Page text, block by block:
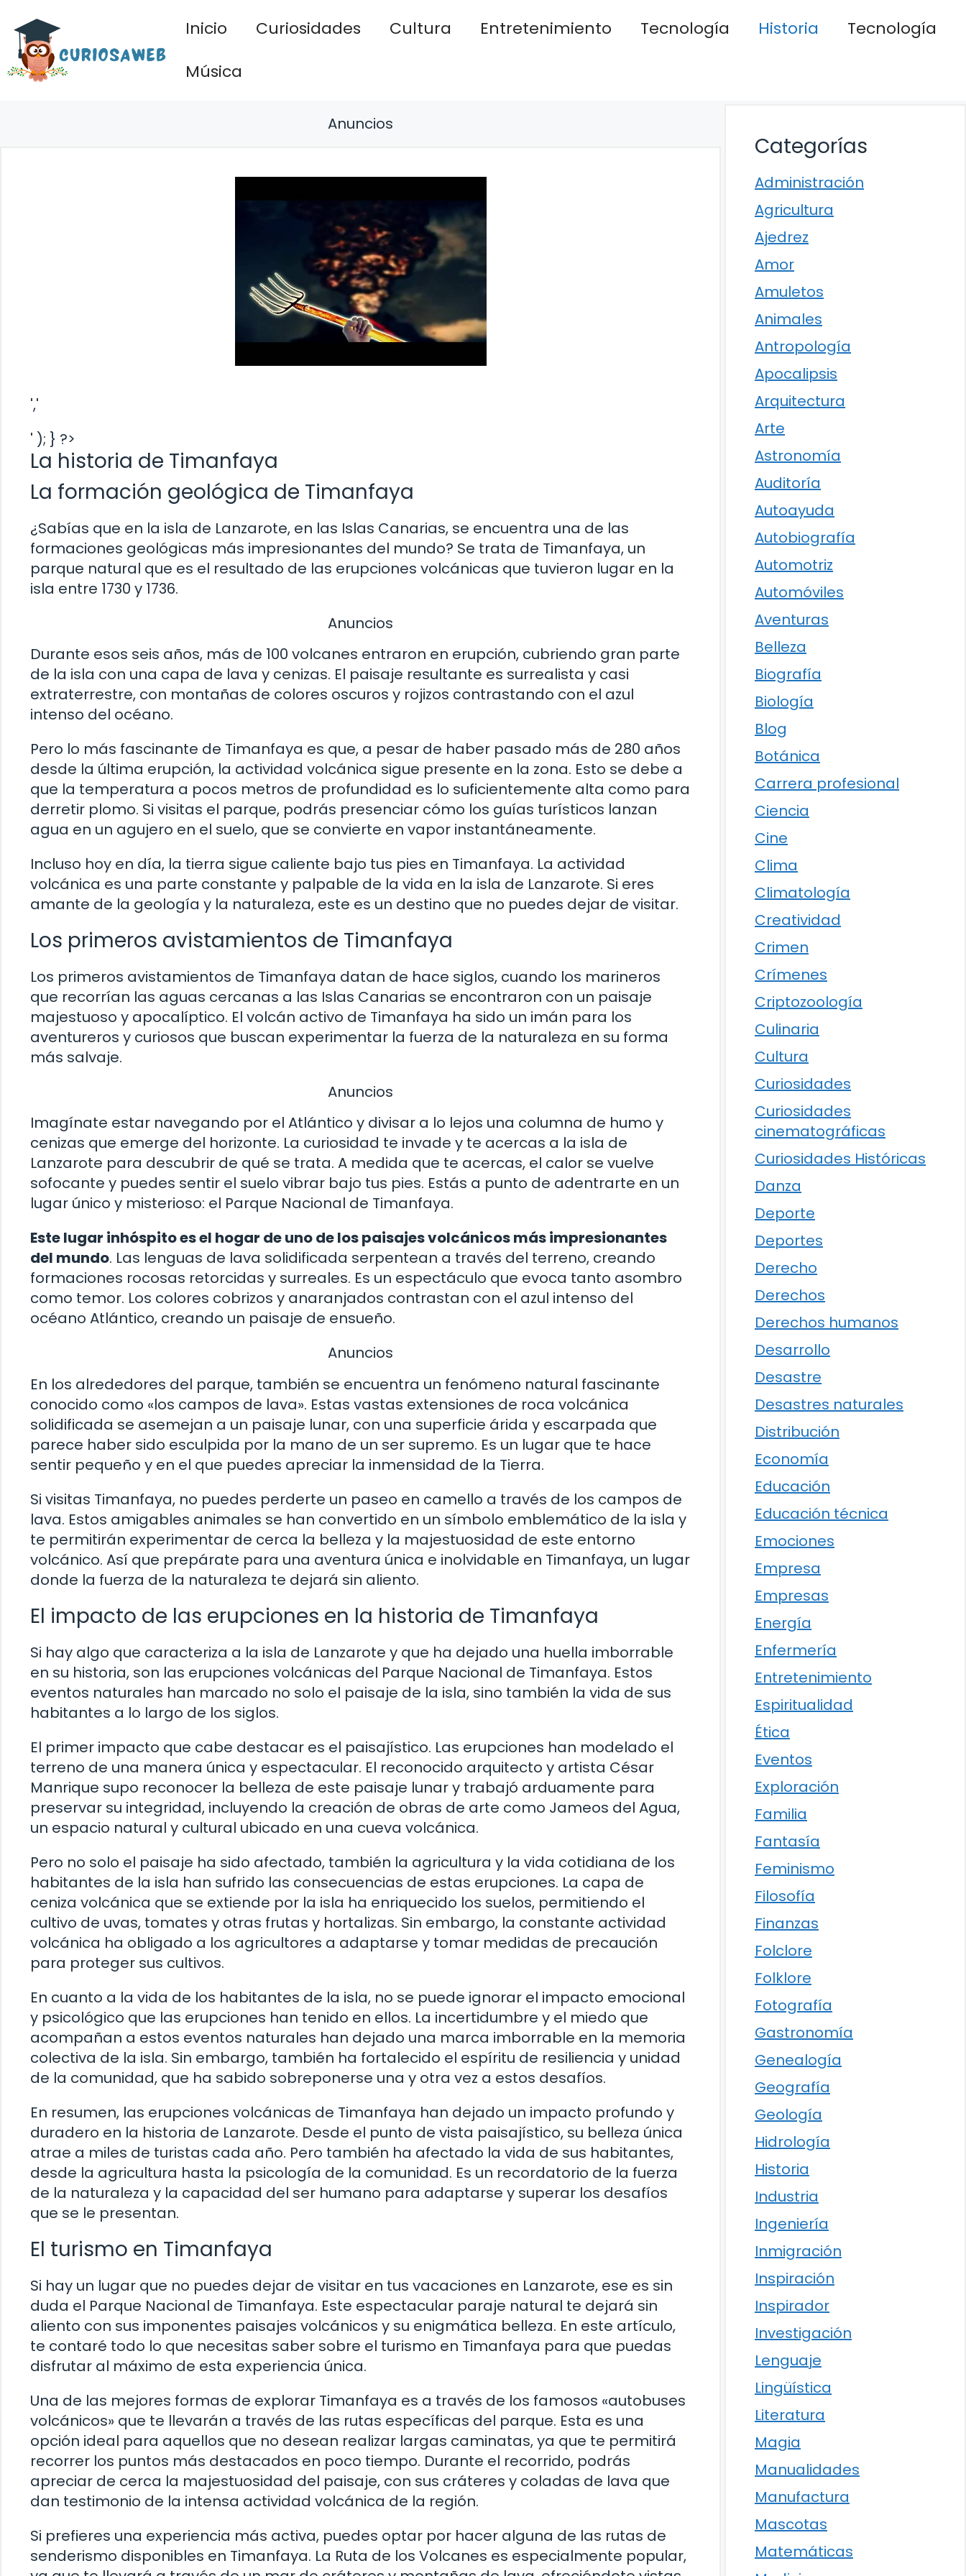
contenido
Inicio Curiosidades Cultura Entretenimiento Tecnología Historia
Tecnología
Música
Anuncios
','
' ); } ?>
La historia de Timanfaya
La formación geológica de Timanfaya
¿Sabías que en la isla de Lanzarote, en las Islas Canarias, se encuentra una de las
formaciones geológicas más impresionantes del mundo? Se trata de Timanfaya, un
parque natural que es el resultado de las erupciones volcánicas que tuvieron lugar en la
isla entre 1730 y 1736.
Anuncios
Durante esos seis años, más de 100 volcanes entraron en erupción, cubriendo gran parte
de la isla con una capa de lava y cenizas. El paisaje resultante es surrealista y casi
extraterrestre, con montañas de colores oscuros y rojizos contrastando con el azul
intenso del océano.
Pero lo más fascinante de Timanfaya es que, a pesar de haber pasado más de 280 años
desde la última erupción, la actividad volcánica sigue presente en la zona. Esto se debe a
que la temperatura a pocos metros de profundidad es lo suficientemente alta como para
derretir plomo. Si visitas el parque, podrás presenciar cómo los guías turísticos lanzan
agua en un agujero en el suelo, que se convierte en vapor instantáneamente.
Incluso hoy en día, la tierra sigue caliente bajo tus pies en Timanfaya. La actividad
volcánica es una parte constante y palpable de la vida en la isla de Lanzarote. Si eres
amante de la geología y la naturaleza, este es un destino que no puedes dejar de visitar.
Los primeros avistamientos de Timanfaya
Los primeros avistamientos de Timanfaya datan de hace siglos, cuando los marineros
que recorrían las aguas cercanas a las Islas Canarias se encontraron con un paisaje
majestuoso y apocalíptico. El volcán activo de Timanfaya ha sido un imán para los
aventureros y curiosos que buscan experimentar la fuerza de la naturaleza en su forma
más salvaje.
Anuncios
Imagínate estar navegando por el Atlántico y divisar a lo lejos una columna de humo y
cenizas que emerge del horizonte. La curiosidad te invade y te acercas a la isla de
Lanzarote para descubrir de qué se trata. A medida que te acercas, el calor se vuelve
sofocante y puedes sentir el suelo vibrar bajo tus pies. Estás a punto de adentrarte en un
lugar único y misterioso: el Parque Nacional de Timanfaya.
Este lugar inhóspito es el hogar de uno de los paisajes volcánicos más impresionantes
del mundo. Las lenguas de lava solidificada serpentean a través del terreno, creando
formaciones rocosas retorcidas y surreales. Es un espectáculo que evoca tanto asombro
como temor. Los colores cobrizos y anaranjados contrastan con el azul intenso del
océano Atlántico, creando un paisaje de ensueño.
Anuncios
En los alrededores del parque, también se encuentra un fenómeno natural fascinante
conocido como «los campos de lava». Estas vastas extensiones de roca volcánica
solidificada se asemejan a un paisaje lunar, con una superficie árida y escarpada que
parece haber sido esculpida por la mano de un ser supremo. Es un lugar que te hace
sentir pequeño y en el que puedes apreciar la inmensidad de la Tierra.
Si visitas Timanfaya, no puedes perderte un paseo en camello a través de los campos de
lava. Estos amigables animales se han convertido en un símbolo emblemático de la isla y
te permitirán experimentar de cerca la belleza y la majestuosidad de este entorno
volcánico. Así que prepárate para una aventura única e inolvidable en Timanfaya, un lugar
donde la fuerza de la naturaleza te dejará sin aliento.
El impacto de las erupciones en la historia de Timanfaya
Si hay algo que caracteriza a la isla de Lanzarote y que ha dejado una huella imborrable
en su historia, son las erupciones volcánicas del Parque Nacional de Timanfaya. Estos
eventos naturales han marcado no solo el paisaje de la isla, sino también la vida de sus
habitantes a lo largo de los siglos.
El primer impacto que cabe destacar es el paisajístico. Las erupciones han modelado el
terreno de una manera única y espectacular. El reconocido arquitecto y artista César
Manrique supo reconocer la belleza de este paisaje lunar y trabajó arduamente para
preservar su integridad, incluyendo la creación de obras de arte como Jameos del Agua,
un espacio natural y cultural ubicado en una cueva volcánica.
Pero no solo el paisaje ha sido afectado, también la agricultura y la vida cotidiana de los
habitantes de la isla han sufrido las consecuencias de estas erupciones. La capa de
ceniza volcánica que se extiende por la isla ha enriquecido los suelos, permitiendo el
cultivo de uvas, tomates y otras frutas y hortalizas. Sin embargo, la constante actividad
volcánica ha obligado a los agricultores a adaptarse y tomar medidas de precaución
para proteger sus cultivos.
En cuanto a la vida de los habitantes de la isla, no se puede ignorar el impacto emocional
y psicológico que las erupciones han tenido en ellos. La incertidumbre y el miedo que
acompañan a estos eventos naturales han dejado una marca imborrable en la memoria
colectiva de la isla. Sin embargo, también ha fortalecido el espíritu de resiliencia y unidad
de la comunidad, que ha sabido sobreponerse una y otra vez a estos desafíos.
En resumen, las erupciones volcánicas de Timanfaya han dejado un impacto profundo y
duradero en la historia de Lanzarote. Desde el punto de vista paisajístico, su belleza única
atrae a miles de turistas cada año. Pero también ha afectado la vida de sus habitantes,
desde la agricultura hasta la psicología de la comunidad. Es un recordatorio de la fuerza
de la naturaleza y la capacidad del ser humano para adaptarse y superar los desafíos
que se le presentan.
El turismo en Timanfaya
Si hay un lugar que no puedes dejar de visitar en tus vacaciones en Lanzarote, ese es sin
duda el Parque Nacional de Timanfaya. Este espectacular paraje natural te dejará sin
aliento con sus imponentes paisajes volcánicos y su enigmática belleza. En este artículo,
te contaré todo lo que necesitas saber sobre el turismo en Timanfaya para que puedas
disfrutar al máximo de esta experiencia única.
Una de las mejores formas de explorar Timanfaya es a través de los famosos «autobuses
volcánicos» que te llevarán a través de las rutas específicas del parque. Esta es una
opción ideal para aquellos que no desean realizar largas caminatas, ya que te permitirá
recorrer los puntos más destacados en poco tiempo. Durante el recorrido, podrás
apreciar de cerca la majestuosidad del paisaje, con sus cráteres y coladas de lava que
dan testimonio de la intensa actividad volcánica de la región.
Si prefieres una experiencia más activa, puedes optar por hacer alguna de las rutas de
senderismo disponibles en Timanfaya. La Ruta de los Volcanes es especialmente popular,
Categorías
Administración
Agricultura
Ajedrez
Amor
Amuletos
Animales
Antropología
Apocalipsis
Arquitectura
Arte
Astronomía
Auditoría
Autoayuda
Autobiografía
Automotriz
Automóviles
Aventuras
Belleza
Biografía
Biología
Blog
Botánica
Carrera profesional
Ciencia
Cine
Clima
Climatología
Creatividad
Crimen
Crímenes
Criptozoología
Culinaria
Cultura
Curiosidades
Curiosidades
cinematográficas
Curiosidades Históricas
Danza
Deporte
Deportes
Derecho
Derechos
Derechos humanos
Desarrollo
Desastre
Desastres naturales
Distribución
Economía
Educación
Educación técnica
Emociones
Empresa
Empresas
Energía
Enfermería
Entretenimiento
Espiritualidad
Ética
Eventos
Exploración
Familia
Fantasía
Feminismo
Filosofía
Finanzas
Folclore
Folklore
Fotografía
Gastronomía
Genealogía
Geografía
Geología
Hidrología
Historia
Industria
Ingeniería
Inmigración
Inspiración
Inspirador
Investigación
Lenguaje
Lingüística
Literatura
Magia
Manualidades
Manufactura
Mascotas
Matemáticas